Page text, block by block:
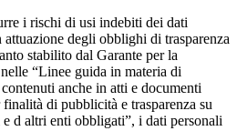
i rischi di usi indebiti dei dati
degli obblighi di trasparenza
stabilito dal Garante per la
“Linee guida in materia di
anche in atti e documenti
di pubblicità e trasparenza su
d altri enti obbligati”, i dati personali